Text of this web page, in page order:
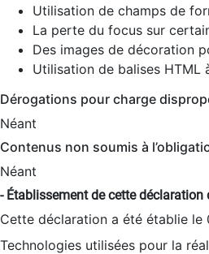
Utilisation de champs de
La perte du focus sur
Des images de décoration
Utilisation de balises HTML
Dérogations pour charge
Néant
Contenus non soumis à
Néant
- Établissement de cette déclaration
Cette déclaration a été établie
Technologies utilisées pour la